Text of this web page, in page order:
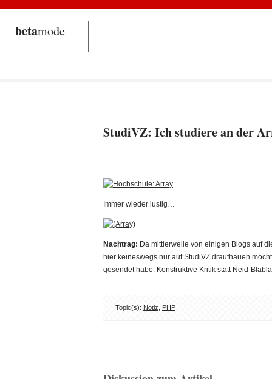
betamode
StudiVZ: Ich studiere an der
Immer wieder lustig…
Nachtrag: Da mittlerweile von einigen Blogs auf
hier keineswegs nur auf StudiVZ draufhauen
gesendet habe. Konstruktive Kritik statt Neid-
Topic(s): Notiz PHP